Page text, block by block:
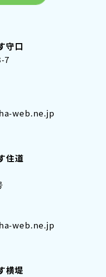
守口
7
web.ne.jp
住道
web.ne.jp
横堤